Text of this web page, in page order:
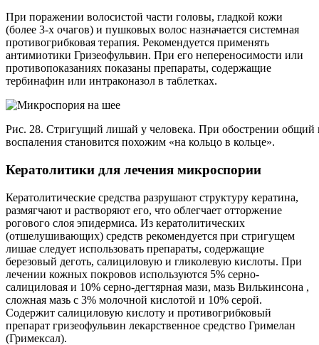
При поражении волосистой части головы, гладкой кожи
(более 3-х очагов) и пушковых волос назначается системная
противогрибковая терапия. Рекомендуется применять
антимиотики Гризеофульвин. При его непереносимости или
противопоказаниях показаны препараты, содержащие
тербинафин или интраконазол в таблетках.
Рис. 28. Стригущий лишай у человека. При обострении общий
воспаления становится похожим «на кольцо в кольце».
Кератолитики для лечения микроспории
Кератолитические средства разрушают структуру кератина,
размягчают и растворяют его, что облегчает отторжение
рогового слоя эпидермиса. Из кератолитических
(отшелушивающих) средств рекомендуется при стригущем
лишае следует использовать препараты, содержащие
березовый деготь, салициловую и гликолевую кислоты. При
лечении кожных покровов используются 5% серно-
салициловая и 10% серно-дегтярная мази, мазь Вилькинсона ,
сложная мазь с 3% молочной кислотой и 10% серой.
Содержит салициловую кислоту и противогрибковый
препарат гризеофульвин лекарственное средство Гримелан
(Гримексал).